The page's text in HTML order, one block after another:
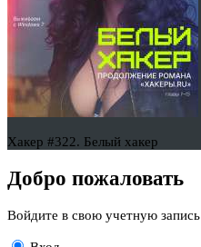
Хакер #322. Белый хакер
Добро пожаловать
Войдите в свою учетную запись